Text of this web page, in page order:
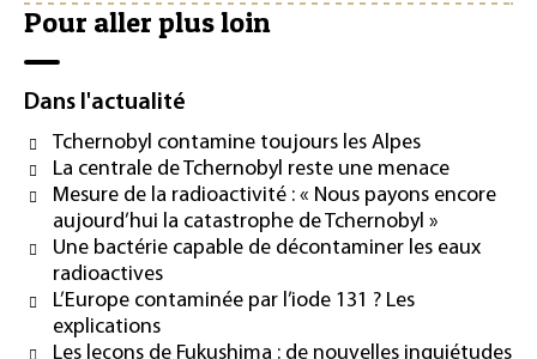
Pour aller plus loin
Dans l'actualité
Tchernobyl contamine toujours les Alpes
La centrale de Tchernobyl reste une menace
Mesure de la radioactivité : « Nous payons encore
aujourd’hui la catastrophe de Tchernobyl »
Une bactérie capable de décontaminer les eaux
radioactives
L’Europe contaminée par l’iode 131 ? Les
explications
Les leçons de Fukushima : de nouvelles inquiétudes